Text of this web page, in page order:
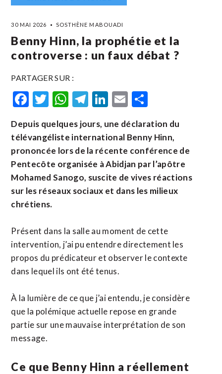
30 MAI 2026 SOSTHÈNE MABOUADI
Benny Hinn, la prophétie et la
controverse : un faux débat ?
PARTAGER SUR :
Facebook
Twitter
WhatsApp
Telegram
LinkedIn
Email
Depuis quelques jours, une déclaration du
télévangéliste international Benny Hinn,
prononcée lors de la récente conférence de
Pentecôte organisée à Abidjan par l’apôtre
Mohamed Sanogo, suscite de vives réactions
sur les réseaux sociaux et dans les milieux
chrétiens.
Présent dans la salle au moment de cette
intervention, j’ai pu entendre directement les
propos du prédicateur et observer le contexte
dans lequel ils ont été tenus.
À la lumière de ce que j’ai entendu, je considère
que la polémique actuelle repose en grande
partie sur une mauvaise interprétation de son
message.
Ce que Benny Hinn a réellement